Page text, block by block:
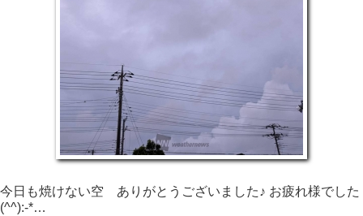
今日も焼けない空 ありがとうございました♪ お疲れ様でした
(⁠^⁠^⁠):⁠-⁠*…